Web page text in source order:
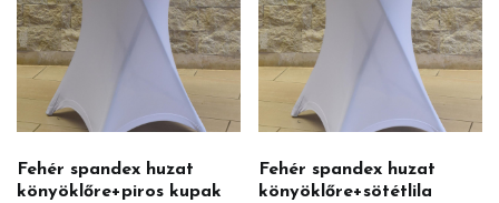
Fehér spandex huzat
könyöklőre+piros kupak
Fehér spandex huzat
könyöklőre+sötétlila